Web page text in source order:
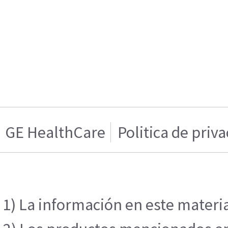
GE HealthCare Politica de
1) La información en este